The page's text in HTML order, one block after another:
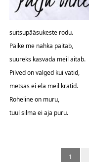
suitsupääsukeste rodu.
Päike me nahka paitab,
suureks kasvada meil aitab.
Pilved on valged kui vatid,
metsas ei ela meil kratid.
Roheline on muru,
tuul silma ei aja puru.
1